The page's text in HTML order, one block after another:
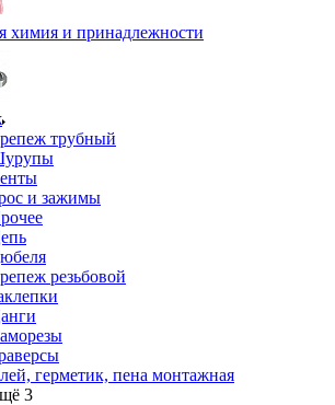
химия и принадлежности
трубный
и зажимы
резьбовой
герметик, пена монтажная
3